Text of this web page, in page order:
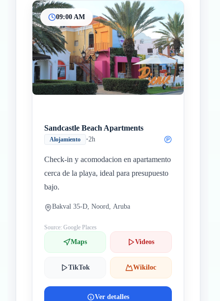
09:00 AM
Sandcastle Beach Apartments
Alojamiento •2h
Check-in y acomodacion en apartamento
cerca de la playa, ideal para presupuesto
bajo.
Bakval 35-D, Noord, Aruba
Source: Google Places
Maps Videos
TikTok Wikiloc
Ver detalles